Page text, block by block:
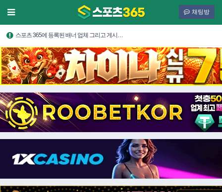
채팅방
스포츠 365에 등록된 배너 업체 그리고 게시…